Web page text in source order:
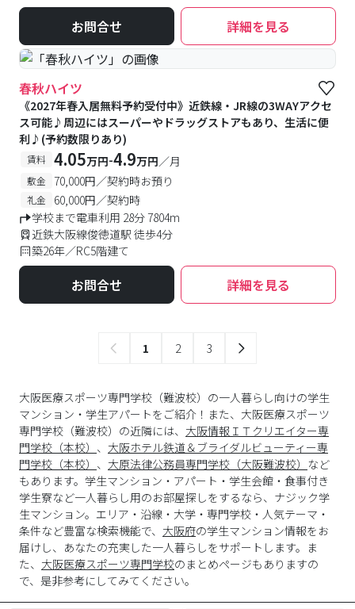
お問合せ 詳細を見る
春秋ハイツ
《2027年春入居無料予約受付中》近鉄線・JR線の3WAYアクセ
ス可能♪周辺にはスーパーやドラッグストアもあり、生活に便
利♪(予約数限りあり)
賃料 4.05万円-4.9万円／月
敷金 70,000円／契約時お預り
礼金
60,000円／契約時
学校まで電車利用 28分 7804m
近鉄大阪線俊徳道駅 徒歩4分
築26年／RC5階建て
お問合せ 詳細を見る
1 2 3
大阪医療スポーツ専門学校（難波校）の一人暮らし向けの学生
マンション・学生アパートをご紹介！また、大阪医療スポーツ
専門学校（難波校）の近隣には、 大阪情報ＩＴクリエイター専
門学校（本校） 、 大阪ホテル鉄道＆ブライダルビューティー専
門学校（本校） 、 大原法律公務員専門学校（大阪難波校） など
もあります。学生マンション・アパート・学生会館・食事付き
学生寮など一人暮らし用のお部屋探しをするなら、ナジック学
生マンション。エリア・沿線・大学・専門学校・人気テーマ・
条件など豊富な検索機能で、 大阪府の学生マンション情報をお
届けし、あなたの充実した一人暮らしをサポートします。ま
た、 大阪医療スポーツ専門学校のまとめページもありますの
で、是非参考にしてみてください。